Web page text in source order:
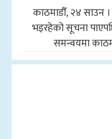
काठमाडौँ, २४ साउन
भइरहेको सूचना
समन्वयमा